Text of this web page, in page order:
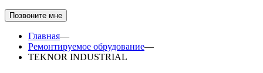
Позвоните мне
Главная—
Ремонтируемое обрудование—
TEKNOR INDUSTRIAL